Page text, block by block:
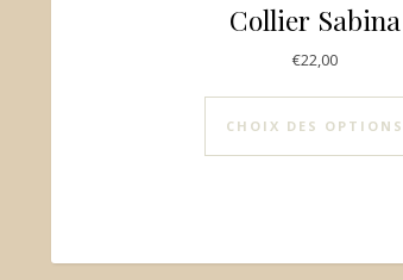
Collier Sabina
€22,00
CHOIX DES OPTIONS